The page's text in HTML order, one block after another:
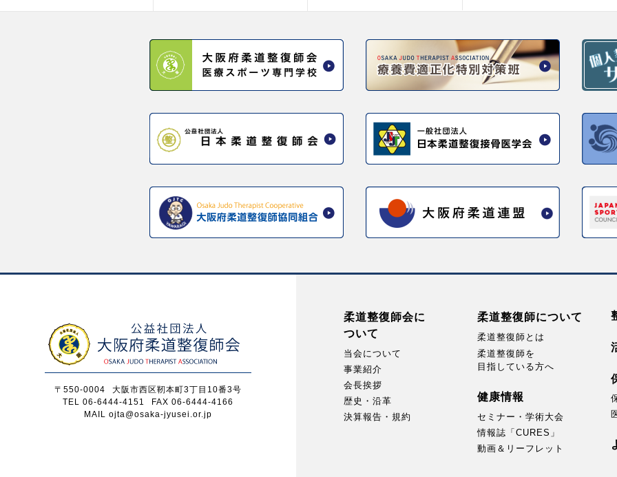
〒550-0004
大阪市西区靭本町3丁目10番3号
TEL 06-6444-4151
FAX 06-6444-4166
MAIL ojta@osaka-jyusei.or.jp
柔道整復師会に
ついて
当会について
事業紹介
会長挨拶
歴史・沿革
決算報告・規約
柔道整復師について
柔道整復師とは
柔道整復師を
目指している方へ
健康情報
セミナー・ 学術大会
情報誌「CURES」
動画＆リーフレット